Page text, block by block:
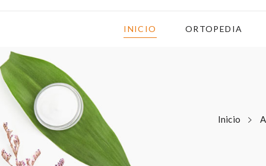
INICIO ORTOPEDIA
Inicio